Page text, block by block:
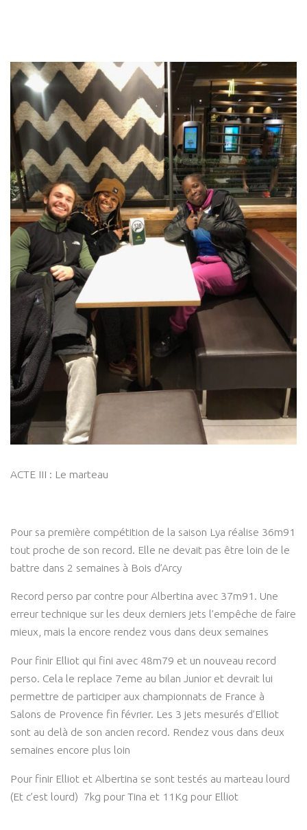
ACTE III : Le marteau
Pour sa première compétition de la saison Lya réalise 36m91
tout proche de son record. Elle ne devait pas être loin de le
battre dans 2 semaines à Bois d’Arcy
Record perso par contre pour Albertina avec 37m91. Une
erreur technique sur les deux derniers jets l’empêche de faire
mieux, mais la encore rendez vous dans deux semaines
Pour finir Elliot qui fini avec 48m79 et un nouveau record
perso. Cela le replace 7eme au bilan Junior et devrait lui
permettre de participer aux championnats de France à
Salons de Provence fin février. Les 3 jets mesurés d’Elliot
sont au delà de son ancien record. Rendez vous dans deux
semaines encore plus loin
Pour finir Elliot et Albertina se sont testés au marteau lourd
(Et c’est lourd) 7kg pour Tina et 11Kg pour Elliot